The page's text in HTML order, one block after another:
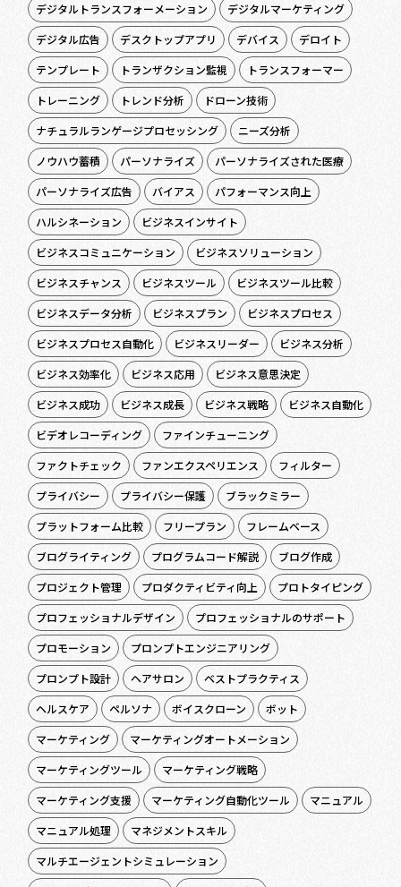
デジタルトランスフォーメーション
デジタルマーケティング
デジタル広告
デスクトップアプリ デバイス
デロイト
テンプレート
トランザクション監視
トランスフォーマー
トレーニング
トレンド分析
ドローン技術
ナチュラルランゲージプロセッシング
ニーズ分析
ノウハウ蓄積
パーソナライズ
パーソナライズされた医療
パーソナライズ広告
バイアス
パフォーマンス向上
ハルシネーション
ビジネスインサイト
ビジネスコミュニケーション
ビジネスソリューション
ビジネスチャンス
ビジネスツール
ビジネスツール比較
ビジネスデータ分析
ビジネスプラン
ビジネスプロセス
ビジネスプロセス自動化
ビジネスリーダー
ビジネス分析
ビジネス効率化
ビジネス応用
ビジネス意思決定
ビジネス成功
ビジネス成長 ビジネス戦略
ビジネス自動化
ビデオレコーディング
ファインチューニング
ファクトチェック
ファンエクスペリエンス
フィルター
プライバシー
プライバシー保護
ブラックミラー
プラットフォーム比較
フリープラン
フレームベース
ブログライティング
プログラムコード解説
ブログ作成
プロジェクト管理
プロダクティビティ向上
プロトタイピング
プロフェッショナルデザイン
プロフェッショナルのサポート
プロモーション
プロンプトエンジニアリング
プロンプト設計
ヘアサロン
ベストプラクティス
ヘルスケア
ペルソナ ボイスクローン
ボット
マーケティング
マーケティングオートメーション
マーケティングツール
マーケティング戦略
マーケティング支援
マーケティング自動化ツール
マニュアル
マニュアル処理
マネジメントスキル
マルチエージェントシミュレーション